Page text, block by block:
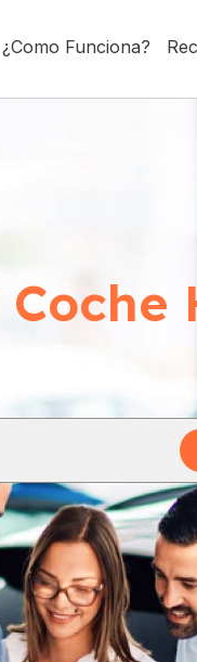
¿Como Funciona?
Coche